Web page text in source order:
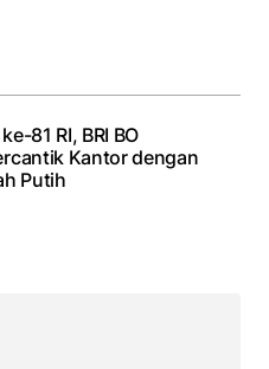
81 RI, BRI BO
Kantor dengan
Putih